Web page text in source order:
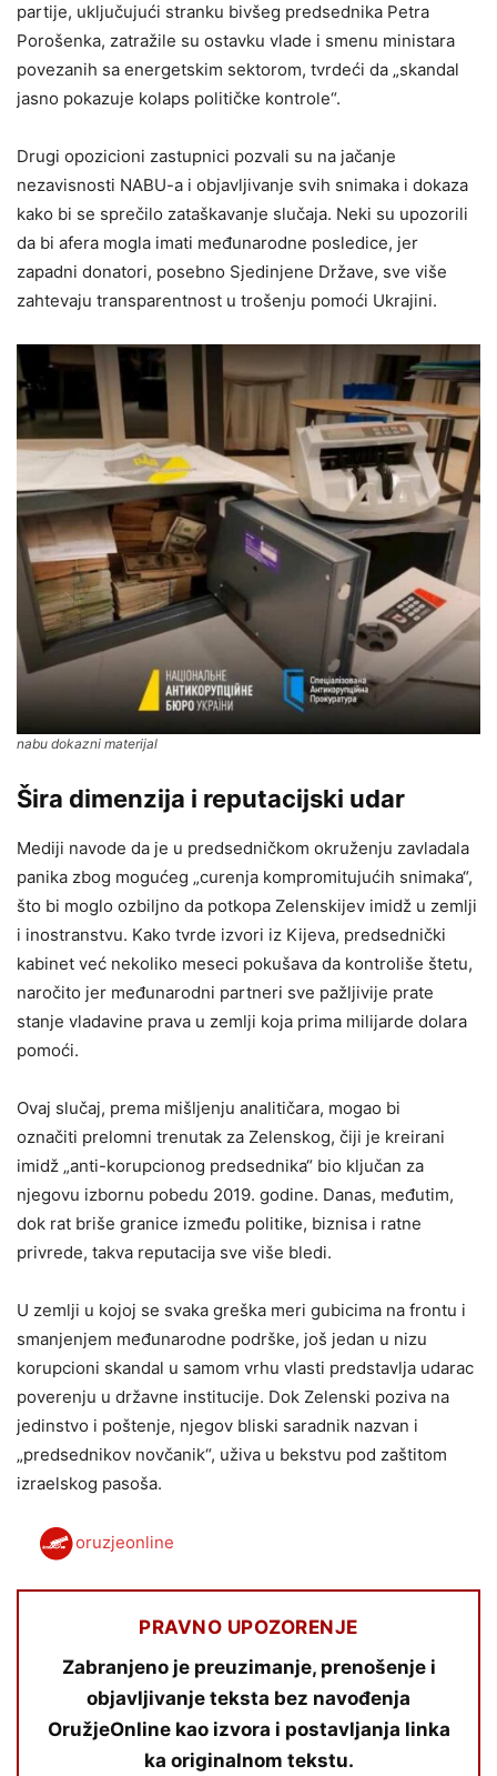
partije, uključujući stranku bivšeg predsednika Petra
Porošenka, zatražile su ostavku vlade i smenu ministara
povezanih sa energetskim sektorom, tvrdeći da „skandal
jasno pokazuje kolaps političke kontrole“.
Drugi opozicioni zastupnici pozvali su na jačanje
nezavisnosti NABU-a i objavljivanje svih snimaka i dokaza
kako bi se sprečilo zataškavanje slučaja. Neki su upozorili
da bi afera mogla imati međunarodne posledice, jer
zapadni donatori, posebno Sjedinjene Države, sve više
zahtevaju transparentnost u trošenju pomoći Ukrajini.
nabu dokazni materijal
Šira dimenzija i reputacijski udar
Mediji navode da je u predsedničkom okruženju zavladala
panika zbog mogućeg „curenja kompromitujućih snimaka“,
što bi moglo ozbiljno da potkopa Zelenskijev imidž u zemlji
i inostranstvu. Kako tvrde izvori iz Kijeva, predsednički
kabinet već nekoliko meseci pokušava da kontroliše štetu,
naročito jer međunarodni partneri sve pažljivije prate
stanje vladavine prava u zemlji koja prima milijarde dolara
pomoći.
Ovaj slučaj, prema mišljenju analitičara, mogao bi
označiti prelomni trenutak za Zelenskog, čiji je kreirani
imidž „anti-korupcionog predsednika“ bio ključan za
njegovu izbornu pobedu 2019. godine. Danas, međutim,
dok rat briše granice između politike, biznisa i ratne
privrede, takva reputacija sve više bledi.
U zemlji u kojoj se svaka greška meri gubicima na frontu i
smanjenjem međunarodne podrške, još jedan u nizu
korupcioni skandal u samom vrhu vlasti predstavlja udarac
poverenju u državne institucije. Dok Zelenski poziva na
jedinstvo i poštenje, njegov bliski saradnik nazvan i
„predsednikov novčanik“, uživa u bekstvu pod zaštitom
izraelskog pasoša.
oruzjeonline
PRAVNO UPOZORENJE
Zabranjeno je preuzimanje, prenošenje i
objavljivanje teksta bez navođenja
OružjeOnline kao izvora i postavljanja linka
ka originalnom tekstu.